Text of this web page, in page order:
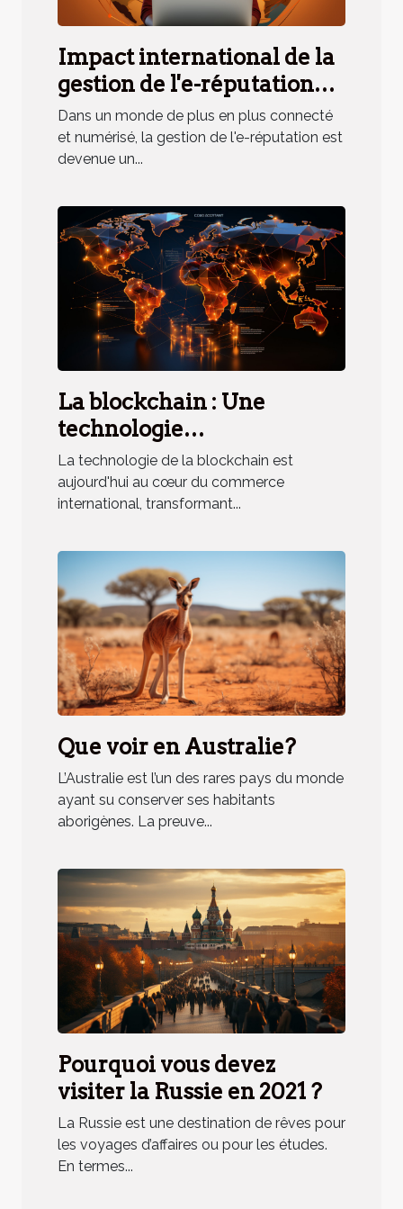
Impact international de la
gestion de l'e-réputation
pour les personnalités très
en vue
Dans un monde de plus en plus connecté
et numérisé, la gestion de l'e-réputation est
devenue un...
La blockchain : Une
technologie
révolutionnaire pour le
commerce international
La technologie de la blockchain est
aujourd'hui au cœur du commerce
international, transformant...
Que voir en Australie?
L’Australie est l’un des rares pays du monde
ayant su conserver ses habitants
aborigènes. La preuve...
Pourquoi vous devez
visiter la Russie en 2021 ?
La Russie est une destination de rêves pour
les voyages d’affaires ou pour les études.
En termes...